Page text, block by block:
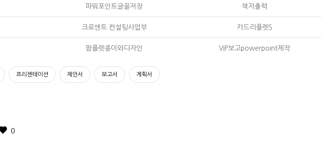
파워포인트글꼴저장 책자출력
크로센트 컨설팅사업부 카드리플렛S
팜플렛종이와디자인 VIP보고powerpoint제작
프리젠테이션 제안서 보고서 계획서
0